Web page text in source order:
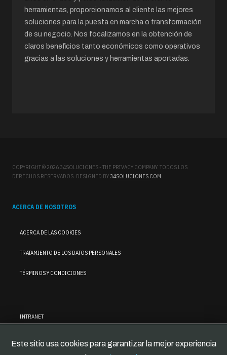
herramientas, proporcionamos al cliente las mejores
soluciones para la puesta en marcha o transformación
de su negocio. Nos focalizamos en la obtención de
claros beneficios tanto económicos como operativos
gracias a las soluciones y herramientas aportadas.
COPYRIGHT © 2026 34SOLUCIONES - THE PRIVACY COMPANY. TODOS LOS
DERECHOS RESERVADOS. DESIGNED BY34SOLUCIONES.COM
ACERCA DE NOSOTROS
ACERCA DE LAS COOKIES
TRATAMIENTO DE LOS DATOS PERSONALES
TÉRMINOS Y CONDICIONES
INTRANET
Este sitio usa cookies para garantizar la mejor experiencia